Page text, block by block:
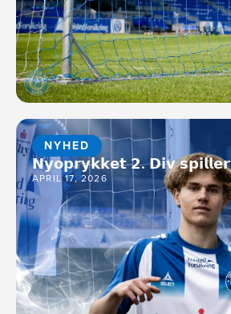
NYHED
𝗡𝘆𝗼𝗽𝗿𝘆𝗸𝗸𝗲𝘁 𝟮. 𝗗𝗶𝘃 𝘀𝗽𝗶𝗹𝗹𝗲𝗿
APRIL 17, 2026